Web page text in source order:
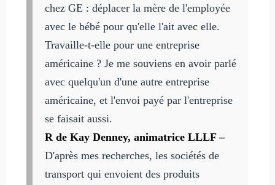
chez GE : déplacer la mère de l'employée
avec le bébé pour qu'elle l'ait avec elle.
Travaille-t-elle pour une entreprise
américaine ? Je me souviens en avoir parlé
avec quelqu'un d'une autre entreprise
américaine, et l'envoi payé par l'entreprise
se faisait aussi.
R de Kay Denney, animatrice LLLF –
D'après mes recherches, les sociétés de
transport qui envoient des produits